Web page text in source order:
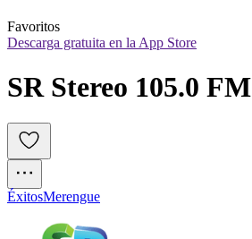
Favoritos
Descarga gratuita en la App Store
SR Stereo 105.0 FM
ÉxitosMerengue